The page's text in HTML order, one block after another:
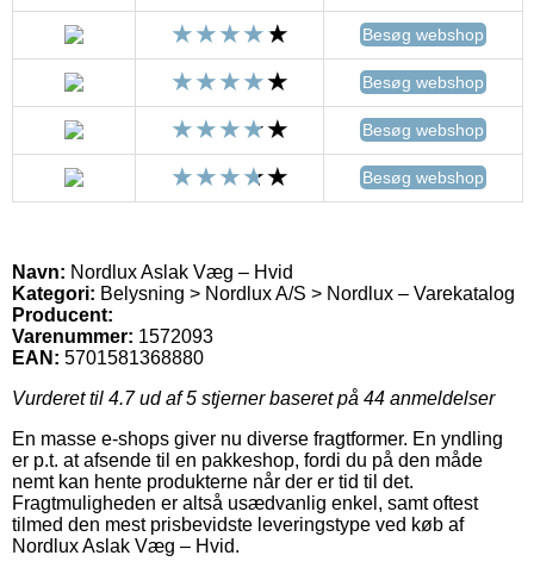
Besøg webshop
Besøg webshop
Besøg webshop
Besøg webshop
Navn: Nordlux Aslak Væg – Hvid
Kategori: Belysning > Nordlux A/S > Nordlux – Varekatalog
Producent:
Varenummer: 1572093
EAN: 5701581368880
Vurderet til 4.7ud af 5 stjerner baseret på 44 anmeldelser
En masse e-shops giver nu diverse fragtformer. En yndling
er p.t. at afsende til en pakkeshop, fordi du på den måde
nemt kan hente produkterne når der er tid til det.
Fragtmuligheden er altså usædvanlig enkel, samt oftest
tilmed den mest prisbevidste leveringstype ved køb af
Nordlux Aslak Væg – Hvid.